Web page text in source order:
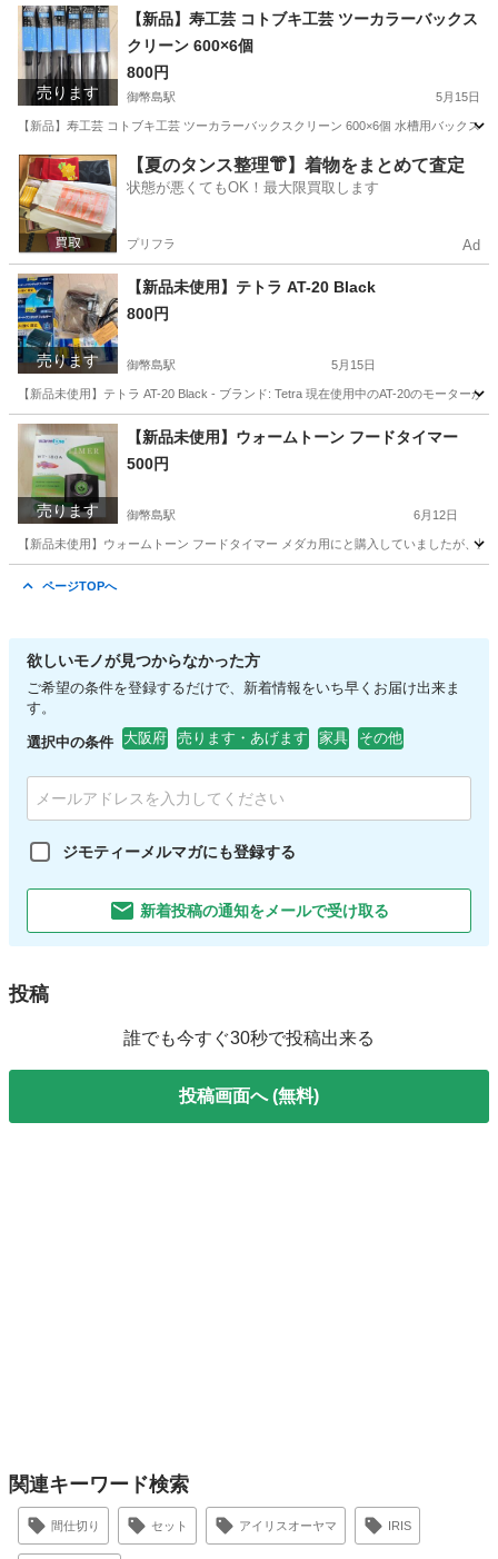
大阪 大阪市 御幣島駅 その他 プロックス
売ります
【新品】寿工芸 コトブキ工芸 ツーカラーバックス
クリーン 600×6個
800円
御幣島駅 5月15日
【新品】寿工芸 コトブキ工芸 ツーカラーバックスクリーン 600×6個 水槽用バックス
大阪 大阪市 御幣島駅 その他 工芸
【夏のタンス整理👘】着物をまとめて査定
状態が悪くてもOK！最大限買取します
プリフラ Ad
売ります
【新品未使用】テトラ AT-20 Black
800円
御幣島駅 5月15日
【新品未使用】テトラ AT-20 Black - ブランド: Tetra 現在使用中のAT-20のモーター
大阪 大阪市 御幣島駅 その他 テトラ
売ります
【新品未使用】ウォームトーン フードタイマー
500円
御幣島駅 6月12日
【新品未使用】ウォームトーン フードタイマー メダカ用にと購入していましたが、
ページTOPへ
欲しいモノが見つからなかった方
ご希望の条件を登録するだけで、新着情報をいち早くお届け出来ま
す。
選択中の条件 大阪府 売ります・あげます 家具 その他
ジモティーメルマガにも登録する
新着投稿の通知をメールで受け取る
投稿
誰でも今すぐ30秒で投稿出来る
投稿画面へ (無料)
関連キーワード検索
間仕切り セット アイリスオーヤマ IRIS